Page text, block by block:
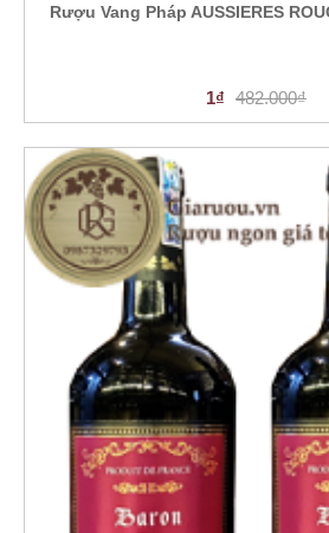
Rượu Vang Pháp AUSSIERES
1₫ 482.000₫